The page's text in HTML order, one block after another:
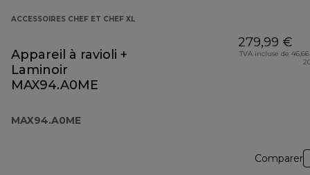
ACCESSOIRES CHEF ET CHEF XL
Appareil à ravioli +
Laminoir
MAX94.A0ME
MAX94.A0ME
279,99 €
TVA incluse de
Comparer